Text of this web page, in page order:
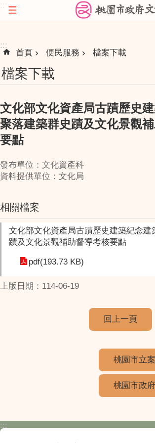
跳到主要內容區塊
:::
首頁 便民服務 檔案下載
檔案下載
文化部文化資產局古蹟歷史
聚落建築群史蹟及文化景觀
要點
發布單位：文化資產科
資料提供單位：文化局
相關檔案
文化部文化資產局古蹟歷史建築紀念建
蹟及文化景觀補助督導考核要點
pdf(193.73 KB)
上版日期：114-06-19
回上一頁
桃園市立
桃園市政
:::